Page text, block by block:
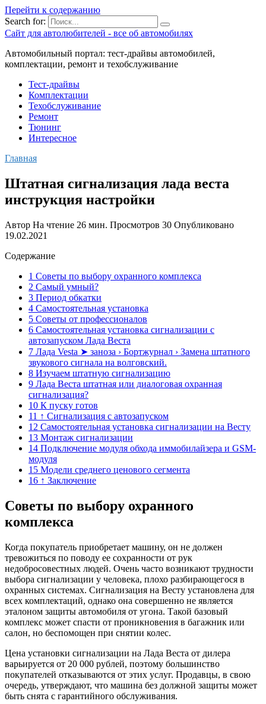
Перейти к содержанию
Search for:
Сайт для автолюбителей - все об автомобилях
Автомобильный портал: тест-драйвы автомобилей,
комплектации, ремонт и техобслуживание
Тест-драйвы
Комплектации
Техобслуживание
Ремонт
Тюнинг
Интересное
Главная
Штатная сигнализация лада веста
инструкция настройки
Автор На чтение 26 мин. Просмотров 30 Опубликовано
19.02.2021
Содержание
1 Советы по выбору охранного комплекса
2 Самый умный?
3 Период обкатки
4 Самостоятельная установка
5 Советы от профессионалов
6 Самостоятельная установка сигнализации с
автозапуском Лада Веста
7 Лада Vesta ➤ заноза › Бортжурнал › Замена штатного
звукового сигнала на волговский.
8 Изучаем штатную сигнализацию
9 Лада Веста штатная или диалоговая охранная
сигнализация?
10 К пуску готов
11 ↑ Сигнализация с автозапуском
12 Самостоятельная установка сигнализации на Весту
13 Монтаж сигнализации
14 Подключение модуля обхода иммобилайзера и GSM-
модуля
15 Модели среднего ценового сегмента
16 ↑ Заключение
Советы по выбору охранного
комплекса
Когда покупатель приобретает машину, он не должен
тревожиться по поводу ее сохранности от рук
недобросовестных людей. Очень часто возникают трудности
выбора сигнализации у человека, плохо разбирающегося в
охранных системах. Сигнализация на Весту установлена для
всех комплектаций, однако она совершенно не является
эталоном защиты автомобиля от угона. Такой базовый
комплекс может спасти от проникновения в багажник или
салон, но беспомощен при снятии колес.
Цена установки сигнализации на Лада Веста от дилера
варьируется от 20 000 рублей, поэтому большинство
покупателей отказываются от этих услуг. Продавцы, в свою
очередь, утверждают, что машина без должной защиты может
быть снята с гарантийного обслуживания.